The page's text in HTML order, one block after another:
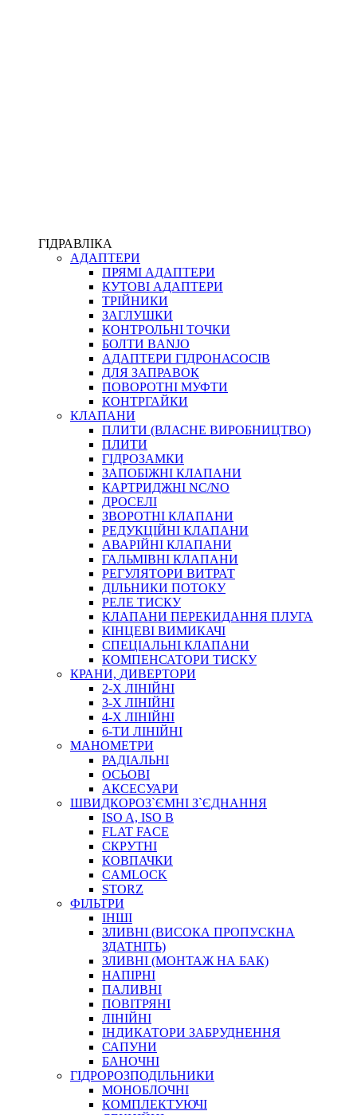
ФІТИНГИ ДІАГНОСТИЧНІ
АКСЕСУАРИ
ТРУБКИ ТА КОМПЛЕКТУЮЧІ
ФІТИНГИ ГІДРАВЛІЧНІ
ФІТИНГИ КОНДИЦІОНЕРНІ
ЗАХИСТ РУКАВІВ
ФІТИНГИ KARCHER
ФІТИНГИ НА ПІДЙОМ КАБІНИ
КОНЕКТОРИ
ХОМУТИ
ЧЕРВ`ЯЧНІ
ПРУЖИННІ
НЕЙЛОНОВІ
ПРОРЕЗИНЕНІ
АВТОТОВАРИ
АВТОХІМІЯ
ДОМКРАТИ
НАБОРИ ЗАПОБІЖНИКІВ, КЛЕМ, АКСЕСУАРІВ
НАСОСИ, КОМПРЕСОРИ, МАНОМЕТРИ
ПАСТА, АНТИСЕПТИК
ІНСТРУМЕНТ
САДОВИЙ ІНВЕНТАР
ЕЛЕКТРИЧНІ ПРИЛАДИ
ПАЛЬНИКИ, ПАЯЛЬНИКИ, ПАЯЛЬНІ ЛАМПИ
ІНСТРУМЕНТИ ДЛЯ ЕЛЕКТРИКА
ЕЛЕКТРОІНСТРУМЕНТИ
ЗАМКИ І КОМПЛЕКТУЮЧІ
ІНСТРУМЕНТИ ДЛЯ ЗВАРЮВАННЯ, АКСЕСУАРИ
ГІДРАВЛІКА
АДАПТЕРИ
ПРЯМІ АДАПТЕРИ
КУТОВІ АДАПТЕРИ
ТРІЙНИКИ
ЗАГЛУШКИ
КОНТРОЛЬНІ ТОЧКИ
БОЛТИ BANJO
АДАПТЕРИ ГІДРОНАСОСІВ
ДЛЯ ЗАПРАВОК
ПОВОРОТНІ МУФТИ
КОНТРГАЙКИ
КЛАПАНИ
ПЛИТИ (ВЛАСНЕ ВИРОБНИЦТВО)
ПЛИТИ
ГІДРОЗАМКИ
ЗАПОБІЖНІ КЛАПАНИ
КАРТРИДЖНІ NC/NO
ДРОСЕЛІ
ЗВОРОТНІ КЛАПАНИ
РЕДУКЦІЙНІ КЛАПАНИ
АВАРІЙНІ КЛАПАНИ
ГАЛЬМІВНІ КЛАПАНИ
РЕГУЛЯТОРИ ВИТРАТ
ДІЛЬНИКИ ПОТОКУ
РЕЛЕ ТИСКУ
КЛАПАНИ ПЕРЕКИДАННЯ ПЛУГА
КІНЦЕВІ ВИМИКАЧІ
СПЕЦІАЛЬНІ КЛАПАНИ
КОМПЕНСАТОРИ ТИСКУ
КРАНИ, ДИВЕРТОРИ
2-Х ЛІНІЙНІ
3-Х ЛІНІЙНІ
4-Х ЛІНІЙНІ
6-ТИ ЛІНІЙНІ
МАНОМЕТРИ
РАДІАЛЬНІ
ОСЬОВІ
АКСЕСУАРИ
ШВИДКОРОЗ`ЄМНІ З`ЄДНАННЯ
ISO A, ISO B
FLAT FACE
СКРУТНІ
КОВПАЧКИ
CAMLOCK
STORZ
ФІЛЬТРИ
ІНШІ
ЗЛИВНІ (ВИСОКА ПРОПУСКНА
ЗДАТНІТЬ)
ЗЛИВНІ (МОНТАЖ НА БАК)
НАПІРНІ
ПАЛИВНІ
ПОВІТРЯНІ
ЛІНІЙНІ
ІНДИКАТОРИ ЗАБРУДНЕННЯ
САПУНИ
БАНОЧНІ
ГІДРОРОЗПОДІЛЬНИКИ
МОНОБЛОЧНІ
КОМПЛЕКТУЮЧІ